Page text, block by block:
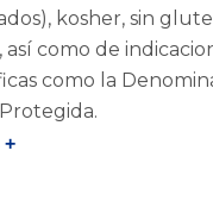
kosher, sin
así como de
como la
+